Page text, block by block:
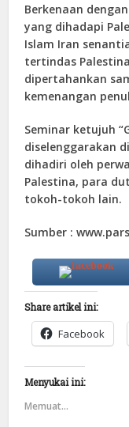
Berkenaan
yang dihadapi
Islam Iran
tertindas
dipertahankan
kemenangan
Seminar ketujuh
diselenggarakan
dihadiri oleh
Palestina, para
tokoh-tokoh lain.
Sumber :
Share artikel ini:
Facebook
Menyukai ini:
Memuat...